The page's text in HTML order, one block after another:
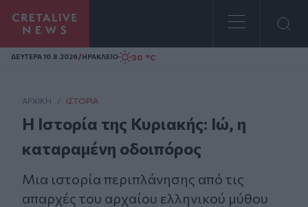
Homepage
ΔΕΥΤΕΡΑ 10.8.2026/ΗΡΑΚΛΕΙΟ 30 °C
ΑΡΧΙΚΗ / ΙΣΤΟΡΊΑ
Η Ιστορία της Κυριακής: Ιώ, η
καταραμένη οδοιπόρος
Μια ιστορία περιπλάνησης από τις
απαρχές του αρχαίου ελληνικού μύθου